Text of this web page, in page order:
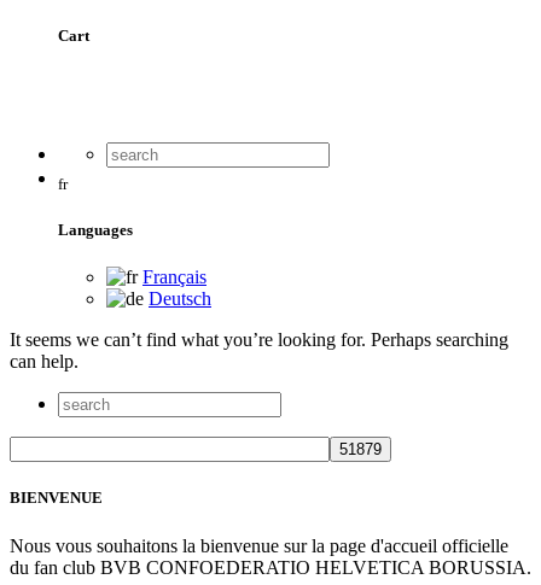
Cart
fr
Languages
Français
Deutsch
It seems we can’t find what you’re looking for. Perhaps searching
can help.
BIENVENUE
Nous vous souhaitons la bienvenue sur la page d'accueil officielle
du fan club BVB CONFOEDERATIO HELVETICA BORUSSIA.